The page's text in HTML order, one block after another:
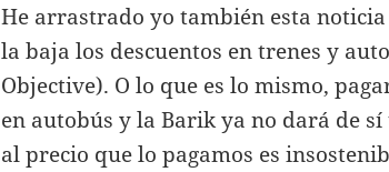
He arrastrado yo también esta
la baja los descuentos en trenes y
Objective). O lo que es lo mismo,
en autobús y la Barik ya no dará de
al precio que lo pagamos es